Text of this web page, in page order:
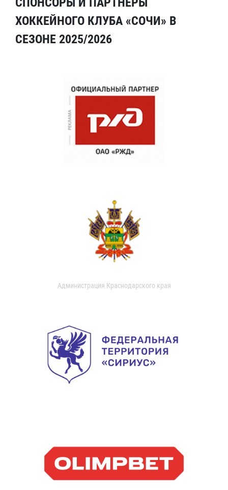
ХОККЕЙНОГО КЛУБА «СОЧИ» В
СЕЗОНЕ 2025/2026
Администрация Краснодарского края